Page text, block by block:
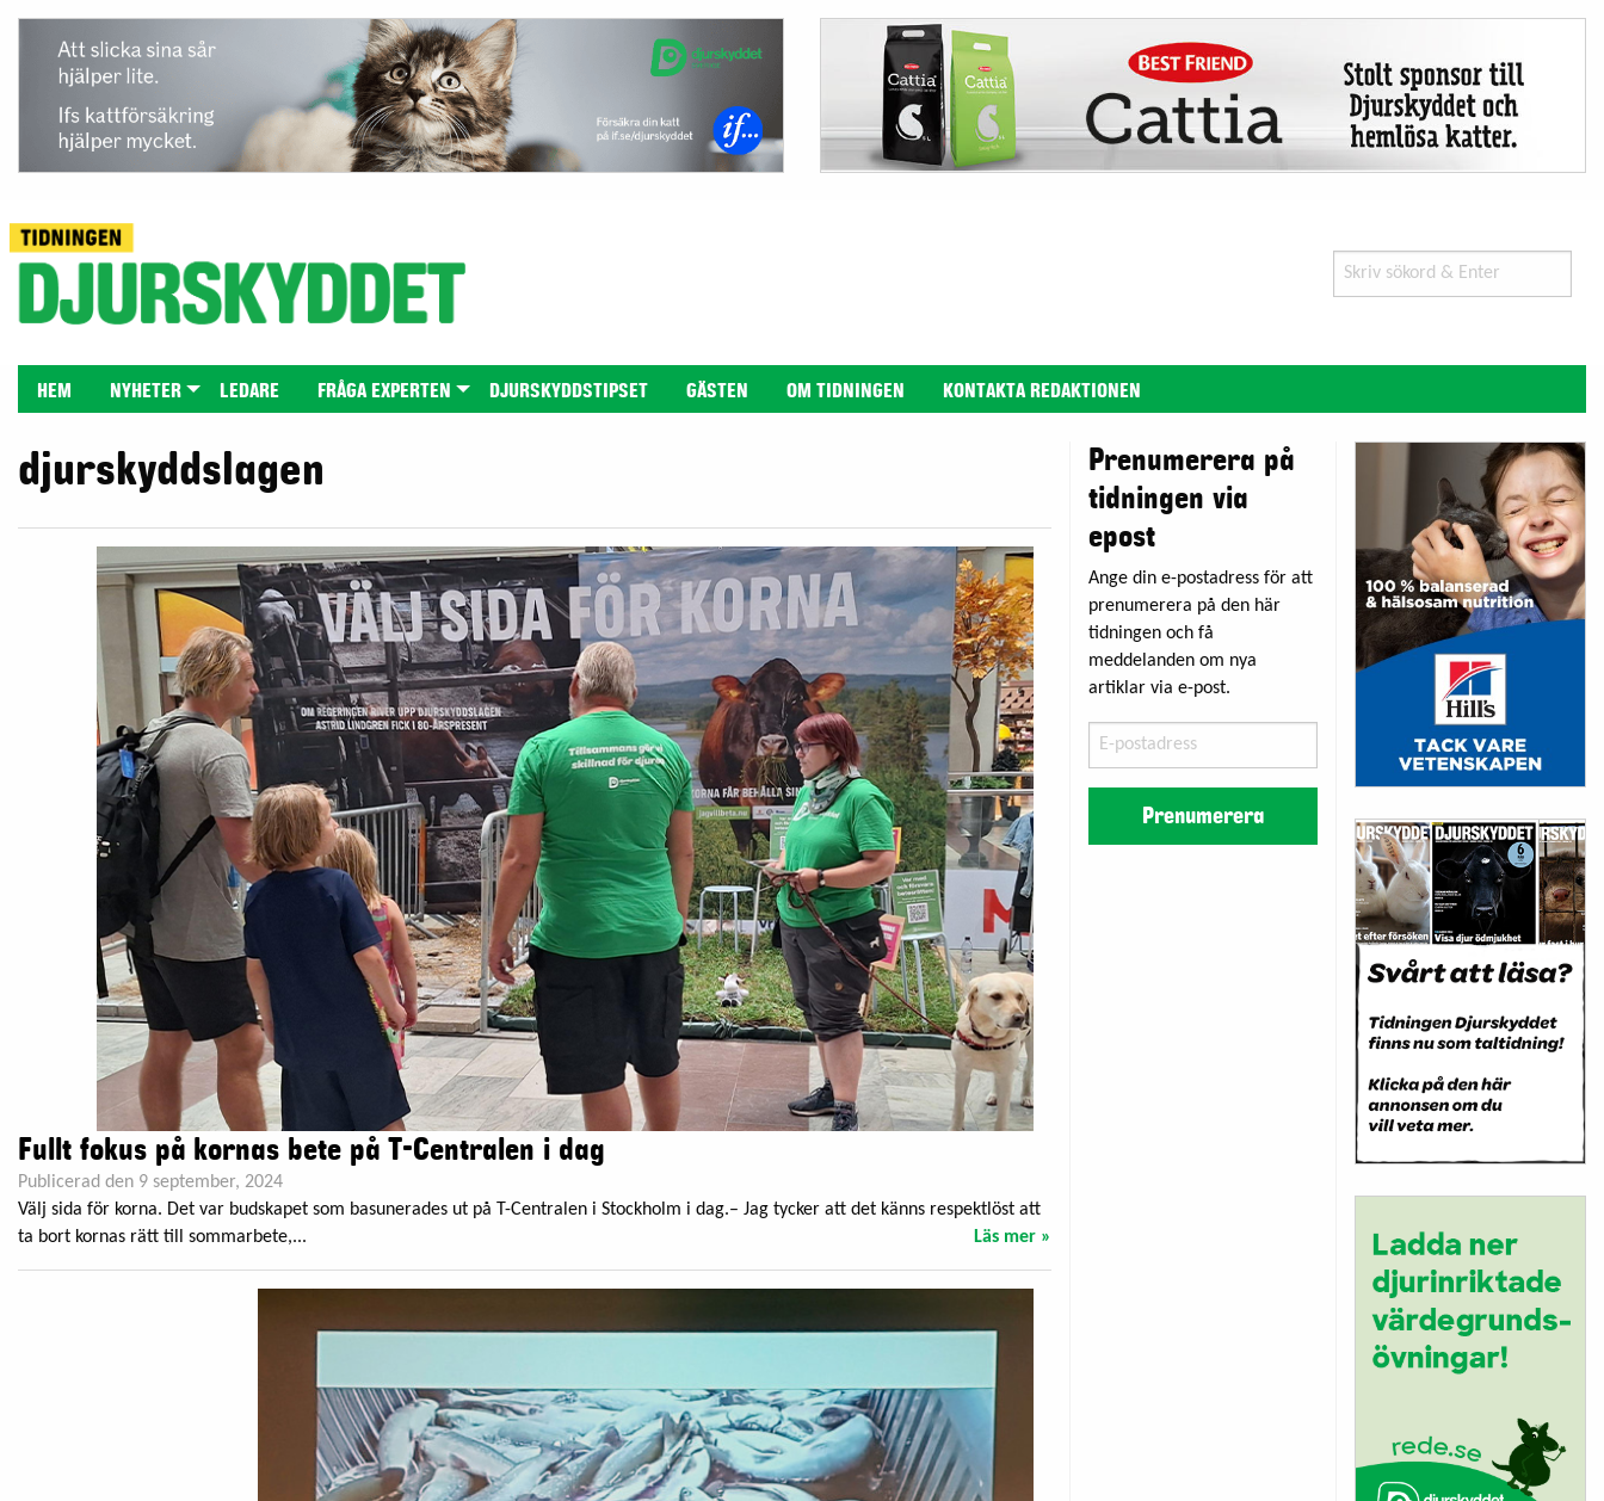
Search
for:
HEM NYHETER LEDARE FRÅGA EXPERTEN DJURSKYDDSTIPSET GÄSTEN OM TIDNINGEN KONTAKTA REDAKTIONEN
djurskyddslagen
Fullt fokus på kornas bete på T-Centralen i dag
Publicerad den 9 september, 2024
Välj sida för korna. Det var budskapet som basunerades ut på T-Centralen i Stockholm i dag.– Jag tycker att det känns respektlöst att
ta bort kornas rätt till sommarbete,...
Läs mer »
Prenumerera på
tidningen via
epost
Ange din e-postadress för att
prenumerera på den här
tidningen och få
meddelanden om nya
artiklar via e-post.
postadress
Prenumerera